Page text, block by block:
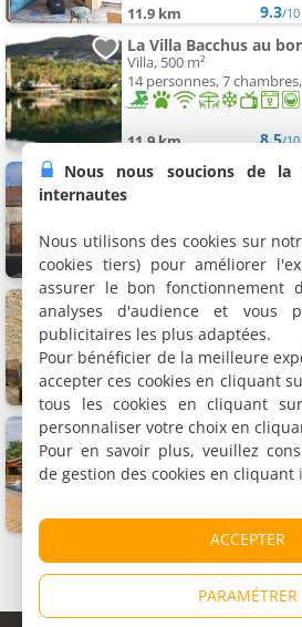
11.9 km 9.3/10
Villa, 500 m²
14 personnes, 7
11.9 km 8.5/10
Appartement La
11.9 km 9.8/10
Appartement La Casa
Appartement, 70 m²
4 personnes, 2 chambres,
12 km 7.1
Maison Gaïa
Maison de vacances, 300
13 personnes, 6 chambres,
12 km 9.7/10
Nous nous soucions de
internautes
Nous utilisons des cookies sur
cookies tiers) pour améliorer
assurer le bon fonctionnement
analyses d'audience et vous
publicitaires les plus adaptées.
Pour bénéficier de la meilleure
accepter ces cookies en cliquant
tous les cookies en cliquant
personnaliser votre choix en
Pour en savoir plus, veuillez
de gestion des cookies en cliquant
ACCEPTER
PARAMÉTRER